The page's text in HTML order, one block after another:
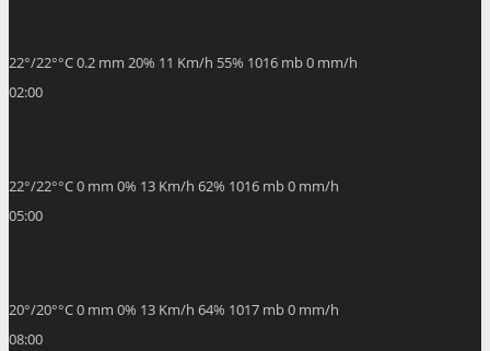
22°/22°°C0.2 mm 20% 11 Km/h 55% 1016 mb0 mm/h
02:00
22°/22°°C0 mm 0% 13 Km/h 62% 1016 mb0 mm/h
05:00
20°/20°°C0 mm 0% 13 Km/h 64% 1017 mb0 mm/h
08:00